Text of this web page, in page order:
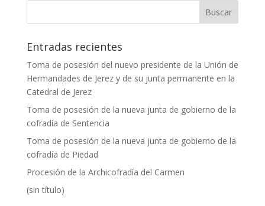
Entradas recientes
Toma de posesión del nuevo presidente de la Unión de
Hermandades de Jerez y de su junta permanente en la
Catedral de Jerez
Toma de posesión de la nueva junta de gobierno de la
cofradía de Sentencia
Toma de posesión de la nueva junta de gobierno de la
cofradía de Piedad
Procesión de la Archicofradía del Carmen
(sin título)